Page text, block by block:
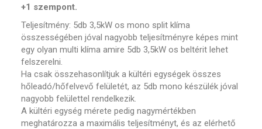
+1 szempont.
Teljesítmény: 5db 3,5kW os mono split klíma
összességében jóval nagyobb teljesítményre képes mint
egy olyan multi klíma amire 5db 3,5kW os beltérit lehet
felszerelni.
Ha csak összehasonlítjuk a kültéri egységek összes
hőleadó/hőfelvevő felületét, az 5db mono készülék jóval
nagyobb felülettel rendelkezik.
A kültéri egység mérete pedig nagymértékben
meghatározza a maximális teljesítményt, és az elérhető